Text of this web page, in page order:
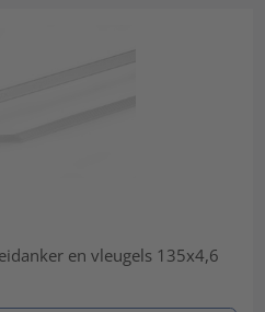
en vleugels 135x4,6